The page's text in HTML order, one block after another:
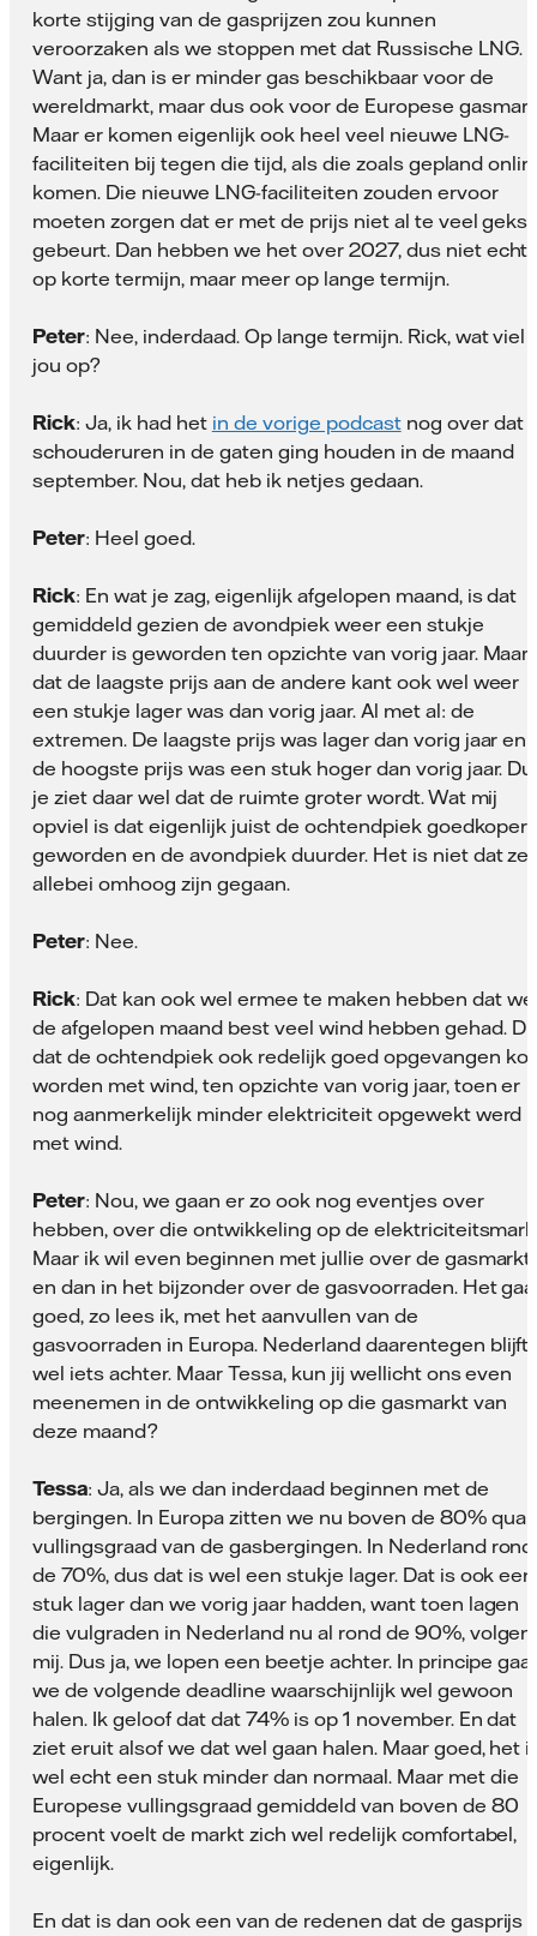
korte stijging van de gasprijzen zou kunnen
veroorzaken als we stoppen met dat Russische LNG.
Want ja, dan is er minder gas beschikbaar voor de
wereldmarkt, maar dus ook voor de Europese
Maar er komen eigenlijk ook heel veel nieuwe LNG-
faciliteiten bij tegen die tijd, als die zoals gepland
komen. Die nieuwe LNG-faciliteiten zouden ervoor
moeten zorgen dat er met de prijs niet al te veel geks
gebeurt. Dan hebben we het over 2027, dus niet echt
op korte termijn, maar meer op lange termijn.
Peter: Nee, inderdaad. Op lange termijn. Rick, wat viel
jou op?
Rick: Ja, ik had het in de vorige podcastnog over dat
schouderuren in de gaten ging houden in de maand
september. Nou, dat heb ik netjes gedaan.
Peter: Heel goed.
Rick: En wat je zag, eigenlijk afgelopen maand, is dat
gemiddeld gezien de avondpiek weer een stukje
duurder is geworden ten opzichte van vorig jaar. Maar
dat de laagste prijs aan de andere kant ook wel weer
een stukje lager was dan vorig jaar. Al met al: de
extremen. De laagste prijs was lager dan vorig jaar en
de hoogste prijs was een stuk hoger dan vorig jaar.
je ziet daar wel dat de ruimte groter wordt. Wat mij
opviel is dat eigenlijk juist de ochtendpiek goedkoper
geworden en de avondpiek duurder. Het is niet dat ze
allebei omhoog zijn gegaan.
Peter: Nee.
Rick: Dat kan ook wel ermee te maken hebben dat we
de afgelopen maand best veel wind hebben gehad.
dat de ochtendpiek ook redelijk goed opgevangen
worden met wind, ten opzichte van vorig jaar, toen er
nog aanmerkelijk minder elektriciteit opgewekt werd
met wind.
Peter: Nou, we gaan er zo ook nog eventjes over
hebben, over die ontwikkeling op de
Maar ik wil even beginnen met jullie over de gasmarkt
en dan in het bijzonder over de gasvoorraden. Het
goed, zo lees ik, met het aanvullen van de
gasvoorraden in Europa. Nederland daarentegen blijft
wel iets achter. Maar Tessa, kun jij wellicht ons even
meenemen in de ontwikkeling op die gasmarkt van
deze maand?
Tessa: Ja, als we dan inderdaad beginnen met de
bergingen. In Europa zitten we nu boven de 80% qua
vullingsgraad van de gasbergingen. In Nederland rond
de 70%, dus dat is wel een stukje lager. Dat is ook een
stuk lager dan we vorig jaar hadden, want toen lagen
die vulgraden in Nederland nu al rond de 90%,
mij. Dus ja, we lopen een beetje achter. In principe
we de volgende deadline waarschijnlijk wel gewoon
halen. Ik geloof dat dat 74% is op 1 november. En dat
ziet eruit alsof we dat wel gaan halen. Maar goed, het
wel echt een stuk minder dan normaal. Maar met die
Europese vullingsgraad gemiddeld van boven de 80
procent voelt de markt zich wel redelijk comfortabel,
eigenlijk.
En dat is dan ook een van de redenen dat de gasprijs